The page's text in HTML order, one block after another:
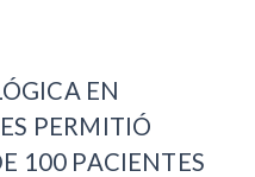
EN
PERMITIÓ
100 PACIENTES